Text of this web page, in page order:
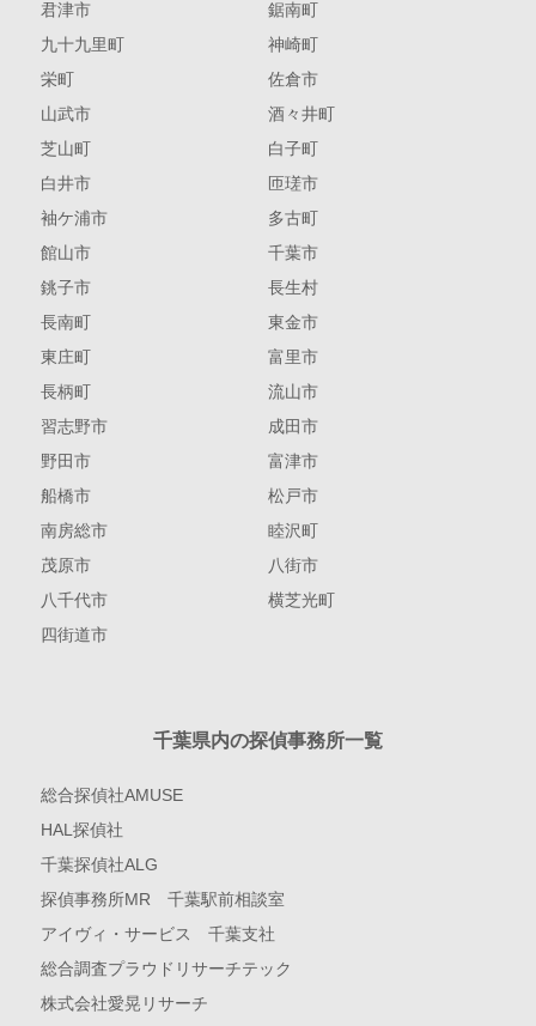
君津市
鋸南町
九十九里町
神崎町
栄町
佐倉市
山武市
酒々井町
芝山町
白子町
白井市
匝瑳市
袖ケ浦市
多古町
館山市
千葉市
銚子市
長生村
長南町
東金市
東庄町
富里市
長柄町
流山市
習志野市
成田市
野田市
富津市
船橋市
松戸市
南房総市
睦沢町
茂原市
八街市
八千代市
横芝光町
四街道市
千葉県内の探偵事務所一覧
総合探偵社AMUSE
HAL探偵社
千葉探偵社ALG
探偵事務所MR 千葉駅前相談室
アイヴィ・サービス 千葉支社
総合調査プラウドリサーチテック
株式会社愛晃リサーチ